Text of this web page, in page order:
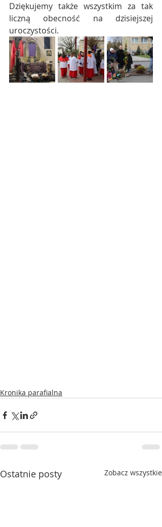
Dziękujemy także wszystkim za tak
liczną obecność na dzisiejszej
uroczystości.
Kronika parafialna
Ostatnie posty Zobacz wszystkie